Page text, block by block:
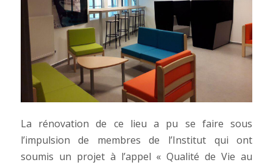
La rénovation de ce lieu a pu se faire sous
l’impulsion de membres de l’Institut qui ont
soumis un projet à l’appel « Qualité de Vie au